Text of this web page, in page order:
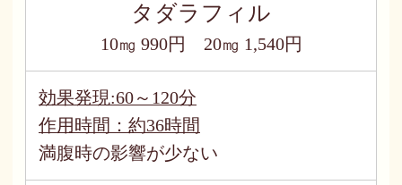
タダラフィル
10㎎ 990円 20㎎ 1,540円
効果発現:60～120分
作用時間：約36時間
満腹時の影響が少ない